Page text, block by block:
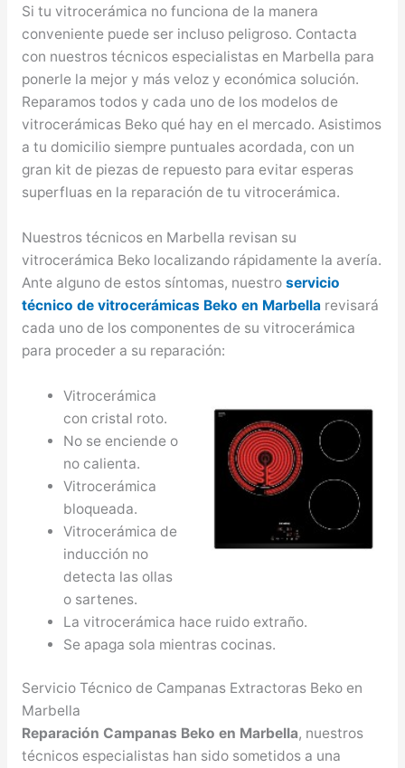
Si tu vitrocerámica no funciona de la manera
conveniente puede ser incluso peligroso. Contacta
con nuestros técnicos especialistas en Marbella para
ponerle la mejor y más veloz y económica solución.
Reparamos todos y cada uno de los modelos de
vitrocerámicas Beko qué hay en el mercado. Asistimos
a tu domicilio siempre puntuales acordada, con un
gran kit de piezas de repuesto para evitar esperas
superfluas en la reparación de tu vitrocerámica.
Nuestros técnicos en Marbella revisan su
vitrocerámica Beko localizando rápidamente la avería.
Ante alguno de estos síntomas, nuestro servicio
técnico de vitrocerámicas Beko en Marbellarevisará
cada uno de los componentes de su vitrocerámica
para proceder a su reparación:
Vitrocerámica
con cristal roto.
No se enciende o
no calienta.
Vitrocerámica
bloqueada.
Vitrocerámica de
inducción no
detecta las ollas
o sartenes.
La vitrocerámica hace ruido extraño.
Se apaga sola mientras cocinas.
Servicio Técnico de Campanas Extractoras Beko en
Marbella
Reparación Campanas Beko en Marbella, nuestros
técnicos especialistas han sido sometidos a una